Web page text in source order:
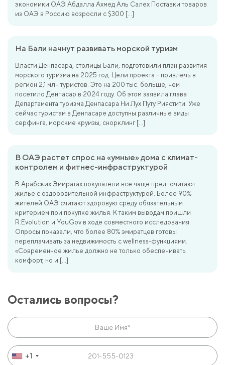
экономики ОАЭ Абдалла Ахмед Аль Салех Поставки товаров
из ОАЭ в Россию возросли с $300 […]
На Бали начнут развивать морской туризм
Власти Денпасара, столицы Бали, подготовили план развития
морского туризма на 2025 год. Цели проекта – привлечь в
регион 2,1 млн туристов. Это на 200 тыс. больше, чем
посетило Денпасар в 2024 году. Об этом заявила глава
Департамента туризма Денпасара Ни Лух Путу Риястити. Уже
сейчас туристам в Денпасаре доступны различные виды
серфинга, морские круизы, снорклинг […]
В ОАЭ растет спрос на «умные» дома с климат-
контролем и фитнес-инфраструктурой
В Арабских Эмиратах покупатели все чаще предпочитают
жилье с оздоровительной инфраструктурой. Более 90%
жителей ОАЭ считают здоровую среду обязательным
критерием при покупке жилья. К таким выводам пришли
R.Evolution и YouGov в ходе совместного исследования.
Опросы показали, что более 80% эмиратцев готовы
переплачивать за недвижимость с wellness-функциями.
«Современное жилье должно не только обеспечивать
комфорт, но и […]
Остались вопросы?
+1